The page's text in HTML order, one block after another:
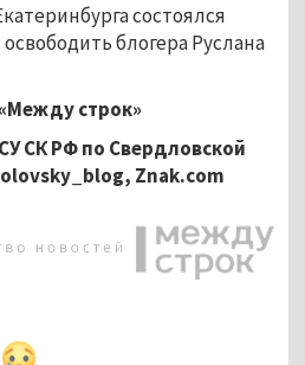
состоялся
блогера Руслана
строк»
СК РФ по Свердловской
Znak.com